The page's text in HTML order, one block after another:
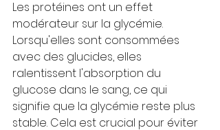
Les protéines ont un effet
modérateur sur la glycémie.
Lorsqu'elles sont consommées
avec des glucides, elles
ralentissent l'absorption du
glucose dans le sang, ce qui
signifie que la glycémie reste plus
stable. Cela est crucial pour éviter